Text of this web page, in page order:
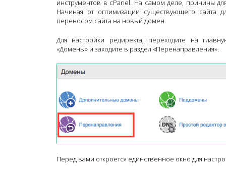
инструментов в cPanel. На самом деле, причины
Начиная от оптимизации существующего сайта
переносом сайта на новый домен.
Для настройки редиректа, переходите на
«Домены» и заходите в раздел «Перенаправления».
Перед вами откроется единственное окно для